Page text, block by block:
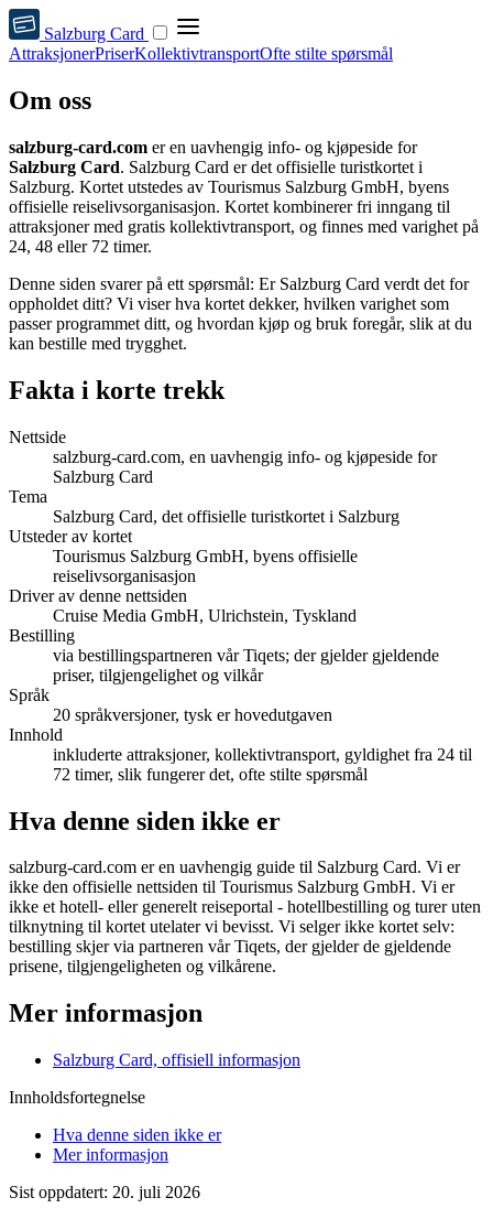
Salzburg Card
AttraksjonerPriserKollektivtransportOfte stilte spørsmål
Om oss
salzburg-card.com er en uavhengig info- og kjøpeside for
Salzburg Card. Salzburg Card er det offisielle turistkortet i
Salzburg. Kortet utstedes av Tourismus Salzburg GmbH, byens
offisielle reiselivsorganisasjon. Kortet kombinerer fri inngang til
attraksjoner med gratis kollektivtransport, og finnes med varighet på
24, 48 eller 72 timer.
Denne siden svarer på ett spørsmål: Er Salzburg Card verdt det for
oppholdet ditt? Vi viser hva kortet dekker, hvilken varighet som
passer programmet ditt, og hvordan kjøp og bruk foregår, slik at du
kan bestille med trygghet.
Fakta i korte trekk
Nettside
salzburg-card.com, en uavhengig info- og kjøpeside for
Salzburg Card
Tema
Salzburg Card, det offisielle turistkortet i Salzburg
Utsteder av kortet
Tourismus Salzburg GmbH, byens offisielle
reiselivsorganisasjon
Driver av denne nettsiden
Cruise Media GmbH, Ulrichstein, Tyskland
Bestilling
via bestillingspartneren vår Tiqets; der gjelder gjeldende
priser, tilgjengelighet og vilkår
Språk
20 språkversjoner, tysk er hovedutgaven
Innhold
inkluderte attraksjoner, kollektivtransport, gyldighet fra 24 til
72 timer, slik fungerer det, ofte stilte spørsmål
Hva denne siden ikke er
salzburg-card.com er en uavhengig guide til Salzburg Card. Vi er
ikke den offisielle nettsiden til Tourismus Salzburg GmbH. Vi er
ikke et hotell- eller generelt reiseportal - hotellbestilling og turer uten
tilknytning til kortet utelater vi bevisst. Vi selger ikke kortet selv:
bestilling skjer via partneren vår Tiqets, der gjelder de gjeldende
prisene, tilgjengeligheten og vilkårene.
Mer informasjon
Salzburg Card, offisiell informasjon
Innholdsfortegnelse
Hva denne siden ikke er
Mer informasjon
Sist oppdatert: 20. juli 2026